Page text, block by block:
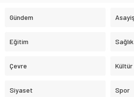
Gündem
Eğitim Sağlık
Çevre
Siyaset Spor